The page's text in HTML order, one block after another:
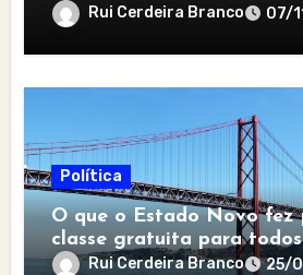
Rui Cerdeira Branco 07/
Política
O que o Estado Novo fez
classe gratuita para todos
Rui Cerdeira Branco 25/